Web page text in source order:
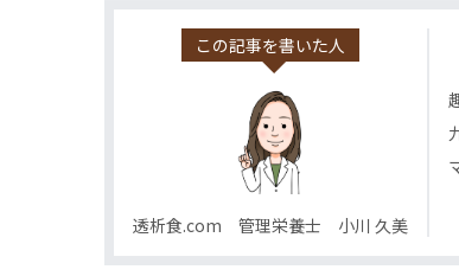
この記事を書いた人
透析食.com 管理栄養士 小川 久美